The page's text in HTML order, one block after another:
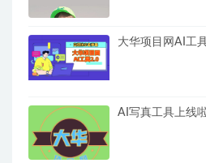
大华项目网AI工
AI写真工具上线